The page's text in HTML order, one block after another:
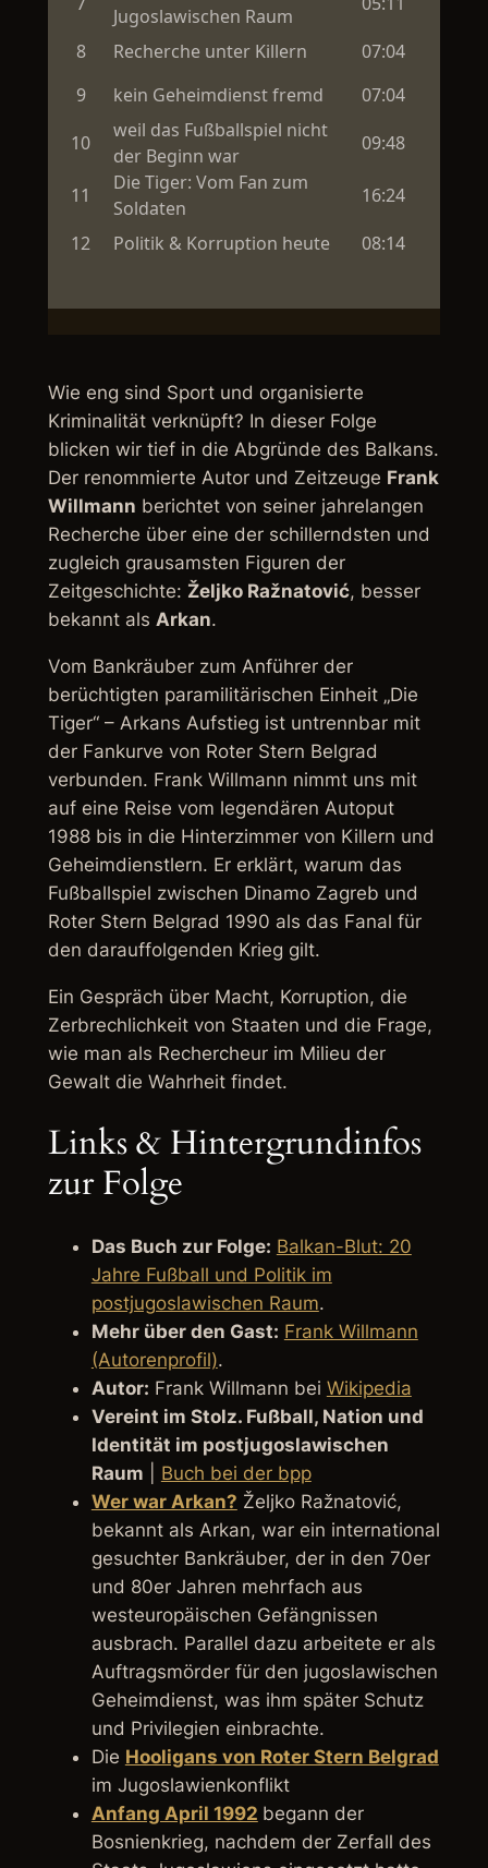
Wie eng sind Sport und organisierte
Kriminalität verknüpft? In dieser Folge
blicken wir tief in die Abgründe des Balkans.
Der renommierte Autor und Zeitzeuge Frank
Willmann berichtet von seiner jahrelangen
Recherche über eine der schillerndsten und
zugleich grausamsten Figuren der
Zeitgeschichte: Željko Ražnatović, besser
bekannt als Arkan.
Vom Bankräuber zum Anführer der
berüchtigten paramilitärischen Einheit „Die
Tiger“ – Arkans Aufstieg ist untrennbar mit
der Fankurve von Roter Stern Belgrad
verbunden. Frank Willmann nimmt uns mit
auf eine Reise vom legendären Autoput
1988 bis in die Hinterzimmer von Killern und
Geheimdienstlern. Er erklärt, warum das
Fußballspiel zwischen Dinamo Zagreb und
Roter Stern Belgrad 1990 als das Fanal für
den darauffolgenden Krieg gilt.
Ein Gespräch über Macht, Korruption, die
Zerbrechlichkeit von Staaten und die Frage,
wie man als Rechercheur im Milieu der
Gewalt die Wahrheit findet.
Links & Hintergrundinfos
zur Folge
Das Buch zur Folge: Balkan-Blut: 20
Jahre Fußball und Politik im
postjugoslawischen Raum.
Mehr über den Gast: Frank Willmann
(Autorenprofil).
Autor: Frank Willmann bei Wikipedia
Vereint im Stolz. Fußball, Nation und
Identität im postjugoslawischen
Raum
Buch bei der bpp
Wer war Arkan? Željko Ražnatović,
bekannt als Arkan, war ein international
gesuchter Bankräuber, der in den 70er
und 80er Jahren mehrfach aus
westeuropäischen Gefängnissen
ausbrach. Parallel dazu arbeitete er als
Auftragsmörder für den jugoslawischen
Geheimdienst, was ihm später Schutz
und Privilegien einbrachte.
Die Hooligans von Roter Stern Belgrad
im Jugoslawienkonflikt
Anfang April 1992 begann der
Bosnienkrieg, nachdem der Zerfall des